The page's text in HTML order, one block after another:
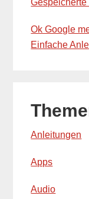
Ok Google
Einfache
Anleitungen
Apps
Audio